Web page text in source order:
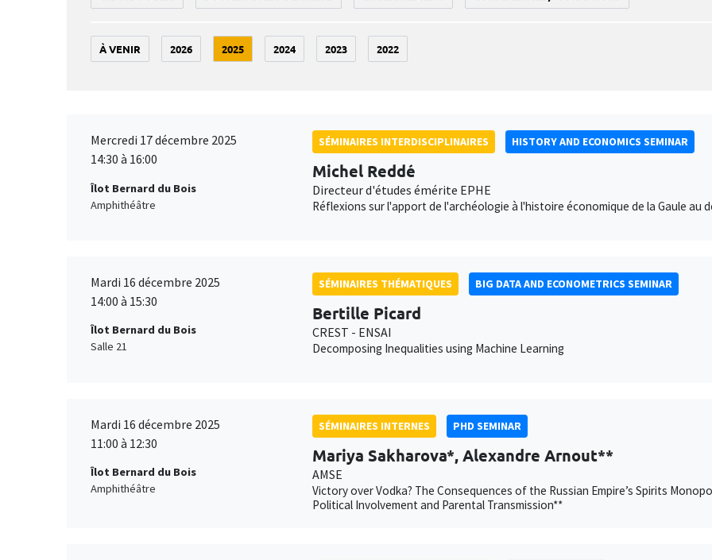
À VENIR 2026 2025 2024 2023 2022
Mercredi 17 décembre 2025
14:30 à 16:00
Îlot Bernard du Bois
Amphithéâtre
SÉMINAIRES INTERDISCIPLINAIRES HISTORY AND ECONOMICS SEMINAR
Michel Reddé
Directeur d'études émérite EPHE
Réflexions sur l'apport de l'archéologie à l'histoire économique de la Gaule au
Mardi 16 décembre 2025
14:00 à 15:30
Îlot Bernard du Bois
Salle 21
SÉMINAIRES THÉMATIQUES BIG DATA AND ECONOMETRICS SEMINAR
Bertille Picard
CREST - ENSAI
Decomposing Inequalities using Machine Learning
Mardi 16 décembre 2025
11:00 à 12:30
Îlot Bernard du Bois
Amphithéâtre
SÉMINAIRES INTERNES PHD SEMINAR
Mariya Sakharova*, Alexandre Arnout**
AMSE
Victory over Vodka? The Consequences of the Russian Empire’s Spirits
Political Involvement and Parental Transmission**